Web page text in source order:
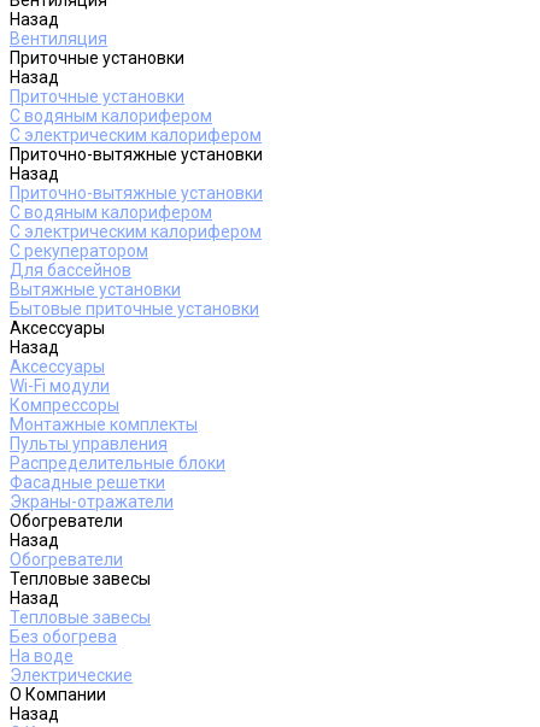
Назад
Вентиляция
Приточные установки
Назад
Приточные установки
С водяным калорифером
С электрическим калорифером
Приточно-вытяжные установки
Назад
Приточно-вытяжные установки
С водяным калорифером
С электрическим калорифером
С рекуператором
Для бассейнов
Вытяжные установки
Бытовые приточные установки
Аксессуары
Назад
Аксессуары
Wi-Fi модули
Компрессоры
Монтажные комплекты
Пульты управления
Распределительные блоки
Фасадные решетки
Экраны-отражатели
Обогреватели
Назад
Обогреватели
Тепловые завесы
Назад
Тепловые завесы
Без обогрева
На воде
Электрические
О Компании
Назад